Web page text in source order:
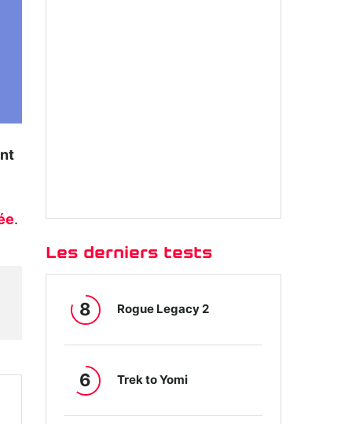
.
Les derniers tests
8 Rogue Legacy 2
6 Trek to Yomi